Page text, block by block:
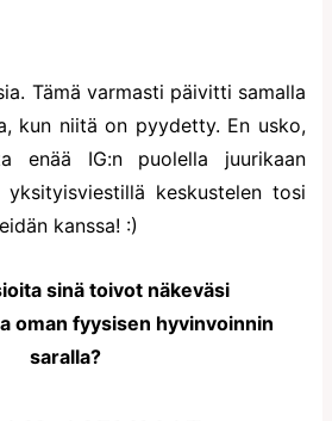
Tämä varmasti päivitti samalla
kun niitä on pyydetty. En usko,
enää IG:n puolella juurikaan
keskustelen tosi
kanssa! :)
sinä toivot näkeväsi
oman fyysisen hyvinvoinnin
saralla?